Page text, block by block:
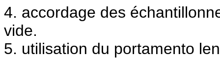
4. accordage des
vide.
5. utilisation du portamento